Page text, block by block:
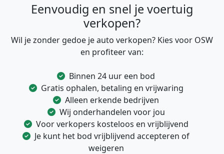
Eenvoudig en snel je voertuig
verkopen?
Wil je zonder gedoe je auto verkopen? Kies voor OSW
en profiteer van:
Binnen 24 uur een bod
Gratis ophalen, betaling en vrijwaring
Alleen erkende bedrijven
Wij onderhandelen voor jou
Voor verkopers kosteloos en vrijblijvend
Je kunt het bod vrijblijvend accepteren of
weigeren